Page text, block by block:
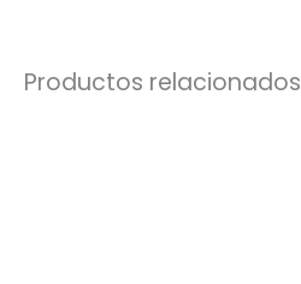
Productos relacionados